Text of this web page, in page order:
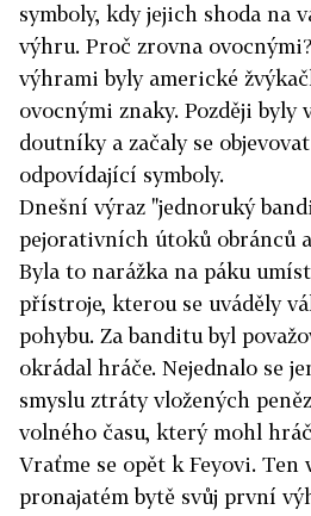
symboly, kdy jejich shoda na
výhru. Proč zrovna
výhrami byly americké
ovocnými znaky. Později byly
doutníky a začaly se
odpovídající symboly.
Dnešní výraz "jednoruký
pejorativních útoků obránců
Byla to narážka na páku
přístroje, kterou se uváděly
pohybu. Za banditu byl
okrádal hráče. Nejednalo se
smyslu ztráty vložených
volného času, který mohl
Vraťme se opět k Feyovi. Ten
pronajatém bytě svůj první